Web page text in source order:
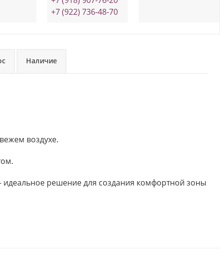
+7 (922) 736-48-70
Наличие
воздухе.
решение для создания комфортной зоны